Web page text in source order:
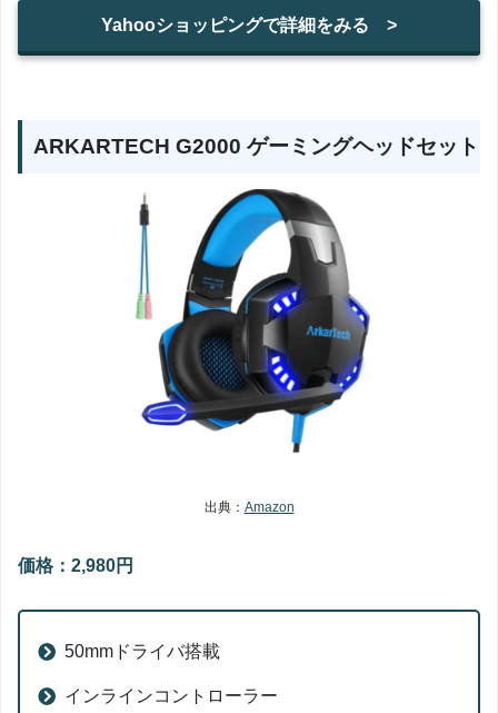
Yahooショッピングで詳細をみる >
ARKARTECH G2000 ゲーミングヘッドセット
出典： Amazon
価格：2,980円
50mmドライバ搭載
インラインコントローラー